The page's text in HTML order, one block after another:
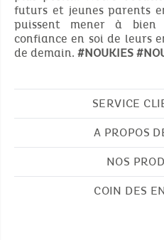
futurs et jeunes parents
puissent mener à bien
confiance en soi de leurs
de demain. #NOUKIES
SERVICE
QUESTIONS
A PROPOS
NOS
NOTRE
NOS
COIN DES